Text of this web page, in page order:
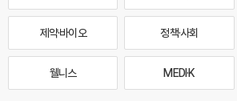
제약·바이오 정책·사회
웰니스 MEDI·K